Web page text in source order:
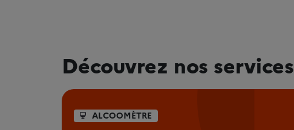
Découvrez nos services
ALCOOMÈTRE